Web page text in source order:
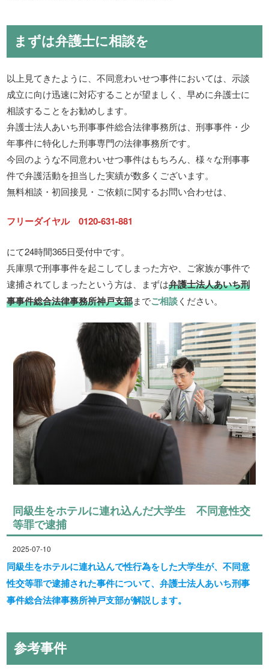
まずは弁護士に相談を
以上見てきたように、不同意わいせつ事件においては、示談
成立に向け迅速に対応することが望ましく、早めに弁護士に
相談することをお勧めします。
弁護士法人あいち刑事事件総合法律事務所は、刑事事件・少
年事件に特化した刑事専門の法律事務所です。
今回のような不同意わいせつ事件はもちろん、様々な刑事事
件で弁護活動を担当した実績が数多くございます。
無料相談・初回接見・ご依頼に関するお問い合わせは、
フリーダイヤル0120-631-881
にて24時間365日受付中です。
兵庫県で刑事事件を起こしてしまった方や、ご家族が事件で
逮捕されてしまったという方は、まずは弁護士法人あいち刑
事事件総合法律事務所神戸支部までご相談ください。
同級生をホテルに連れ込んだ大学生 不同意性交
等罪で逮捕
2025-07-10
同級生をホテルに連れ込んで性行為をした大学生が、不同意
性交等罪で逮捕された事件について、弁護士法人あいち刑事
事件総合法律事務所神戸支部が解説します。
参考事件